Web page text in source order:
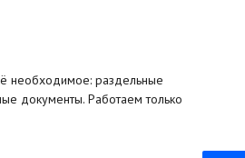
необходимое: раздельные
документы. Работаем только